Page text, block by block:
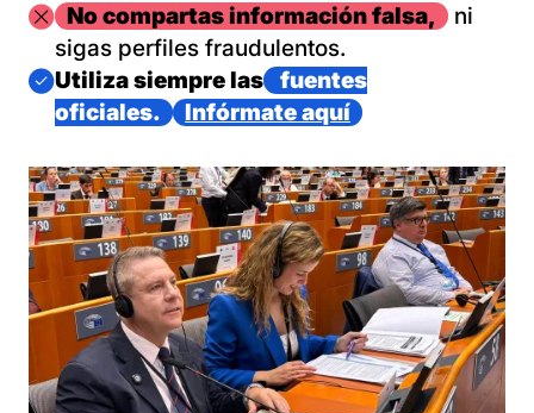
ImagenNo compartas información falsa,
ni
sigas perfiles fraudulentos.
Imagen
Utiliza siempre las
fuentes
oficiales.
Infórmate aquí